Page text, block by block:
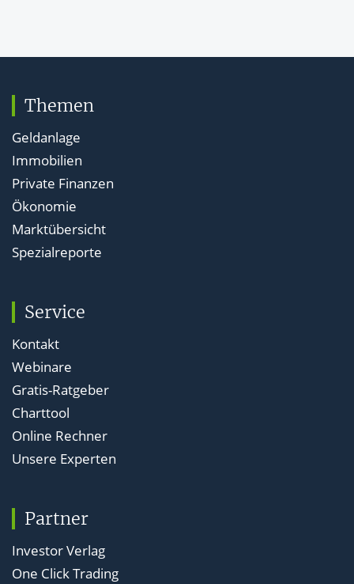
Themen
Geldanlage
Immobilien
Private Finanzen
Ökonomie
Marktübersicht
Spezialreporte
Service
Kontakt
Webinare
Gratis-Ratgeber
Charttool
Online Rechner
Unsere Experten
Partner
Investor Verlag
One Click Trading